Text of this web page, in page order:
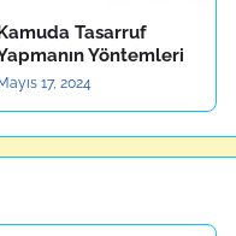
Tasarruf
Yöntemleri
Mayıs 17, 2024